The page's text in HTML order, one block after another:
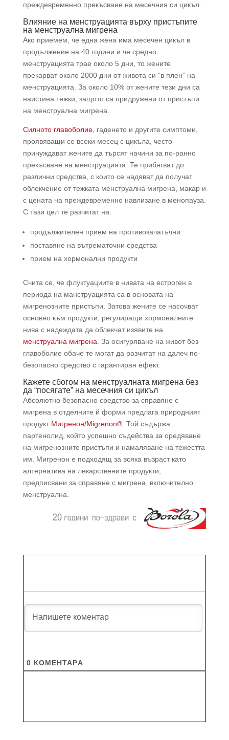
преждевременно прекъсване на месечния си цикъл.
Влияние на менструацията върху пристъпите
на менструална мигрена
Ако приемем, че една жена има месечен цикъл в
продължение на 40 години и че средно
менструацията трае около 5 дни, то жените
прекарват около 2000 дни от живота си “в плен” на
менструацията. За около 10% от жените тези дни са
наистина тежки, защото са придружени от пристъпи
на менструална мигрена.
Силното главоболие, гаденето и другите симптоми,
проявяващи се всеки месец с цикъла, често
принуждават жените да търсят начини за по-ранно
прекъсване на менструацията. Те прибягват до
различни средства, с които се надяват да получат
облекчение от тежката менструална мигрена, макар и
с цената на преждевременно навлизане в менопауза.
С тази цел те разчитат на:
продължителен прием на противозачатъчни
поставяне на вътрематочни средства
прием на хормонални продукти
Счита се, че флуктуациите в нивата на естроген в
периода на манструацията са в основата на
мигренозните пристъпи. Затова жените се насочват
основно към продукти, регулиращи хормоналните
нива с надеждата да облекчат изявите на
менструална мигрена. За осигуряване на живот без
главоболие обаче те могат да разчитат на далеч по-
безопасно средство с гарантиран ефект.
Кажете сбогом на менструалната мигрена без
да “посягате” на месечния си цикъл
Абсолютно безопасно средство за справяне с
мигрена в отделните й форми предлага природният
продукт Мигренон/Migrenon®. Той съдържа
партенолид, който успешно съдейства за оредяване
на мигренозните пристъпи и намаляване на тежестта
им. Мигренон е подходящ за всяка възраст като
алтернатива на лекарствените продукти,
предписвани за справяне с мигрена, включително
менструална.
0 КОМЕНТАРA